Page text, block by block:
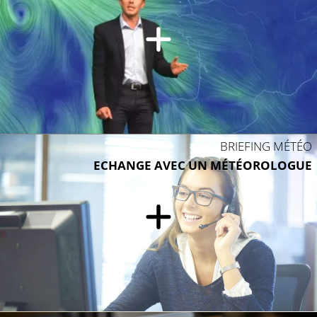
BRIEFING MÉTÉO
ECHANGE AVEC UN MÉTÉOROLOGUE